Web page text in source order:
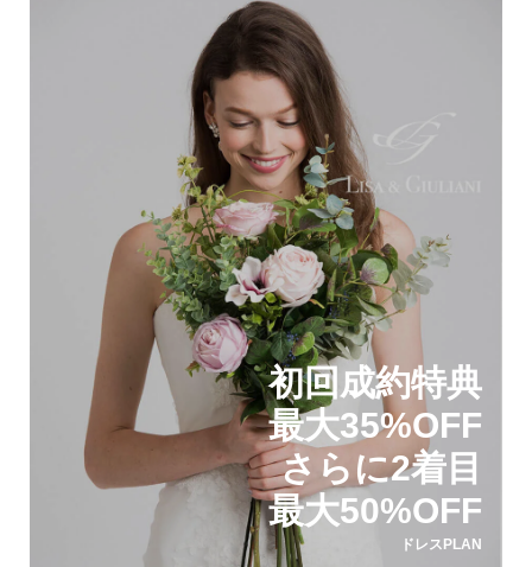
初回成約特典
最大35%OFF
さらに2着目
最大50%OFF
ドレスPLAN